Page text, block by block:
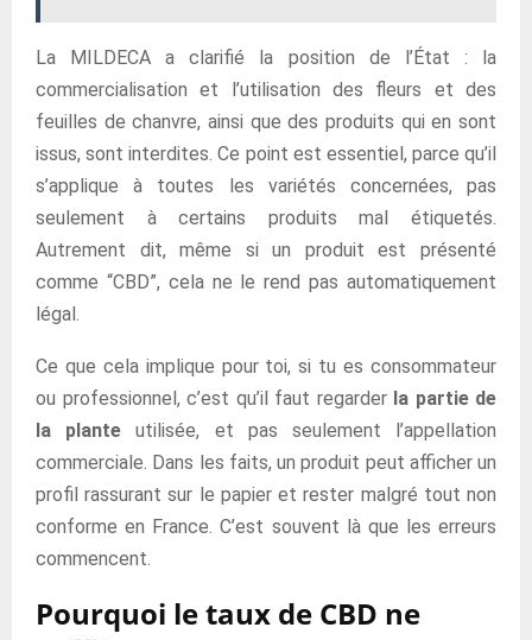
La MILDECA a clarifié la position de l’État : la
commercialisation et l’utilisation des fleurs et des
feuilles de chanvre, ainsi que des produits qui en sont
issus, sont interdites. Ce point est essentiel, parce qu’il
s’applique à toutes les variétés concernées, pas
seulement à certains produits mal étiquetés.
Autrement dit, même si un produit est présenté
comme “CBD”, cela ne le rend pas automatiquement
légal.
Ce que cela implique pour toi, si tu es consommateur
ou professionnel, c’est qu’il faut regarder la partie de
la plante utilisée, et pas seulement l’appellation
commerciale. Dans les faits, un produit peut afficher un
profil rassurant sur le papier et rester malgré tout non
conforme en France. C’est souvent là que les erreurs
commencent.
Pourquoi le taux de CBD ne